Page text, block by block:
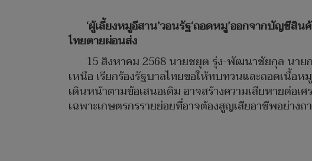
‘ผู้เลี้ยงหมูอีสาน’วอนรัฐ‘ถอดหมู’ออกจากบัญชีสิ
ไทยตายผ่อนส่ง
15 สิงหาคม 2568 นายชยุต รุ่ง-พัฒนาชัยกุล นาย
เหนือ เรียกร้องรัฐบาลไทยขอให้ทบทวนและถอดเนื้อ
เดินหน้าตามข้อเสนอเดิม อาจสร้างความเสียหายต่อ
เฉพาะเกษตรกรรายย่อยที่อาจต้องสูญเสียอาชีพอย่างถ